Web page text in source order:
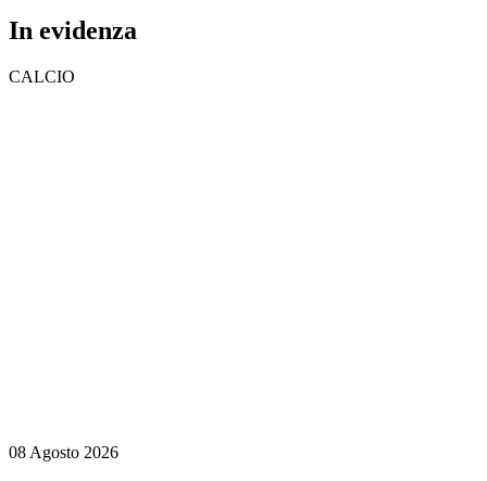
In evidenza
CALCIO
08 Agosto 2026